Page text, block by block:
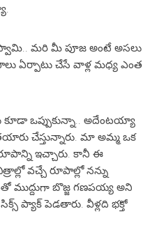
స్వామి.. మరి మీ పూజ అంటే అసలు
ఏర్పాటు చేసే వాళ్ల మధ్య ఎంత
కూడా ఒప్పుకున్నా.. అదేంటయ్యా
చేస్తున్నారు. మా అమ్మ ఒక
ఇచ్చారు. కానీ ఈ
వచ్చే రూపాల్లో నన్ను
ముద్దుగా బొజ్జ గణపయ్య అని
ప్యాక్ పెడతారు. వీళ్లది భక్తో